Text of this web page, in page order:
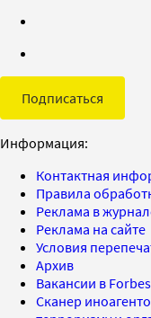
Подписаться
Информация:
Контактная
Правила
Реклама в
Реклама на сайте
Условия
Архив
Вакансии в
Сканер